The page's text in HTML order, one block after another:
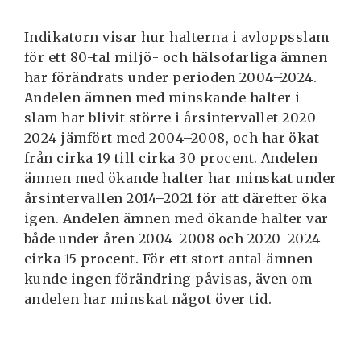
Indikatorn visar hur halterna i avloppsslam
för ett 80-tal miljö- och hälsofarliga ämnen
har förändrats under perioden 2004–2024.
Andelen ämnen med minskande halter i
slam har blivit större i årsintervallet 2020–
2024 jämfört med 2004–2008, och har ökat
från cirka 19 till cirka 30 procent. Andelen
ämnen med ökande halter har minskat under
årsintervallen 2014–2021 för att därefter öka
igen. Andelen ämnen med ökande halter var
både under åren 2004–2008 och 2020–2024
cirka 15 procent. För ett stort antal ämnen
kunde ingen förändring påvisas, även om
andelen har minskat något över tid.